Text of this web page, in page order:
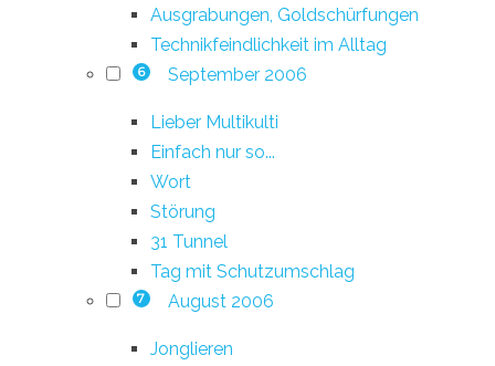
Ausgrabungen, Goldschürfungen
Technikfeindlichkeit im Alltag
6 September 2006
Lieber Multikulti
Einfach nur so...
Wort
Störung
31 Tunnel
Tag mit Schutzumschlag
7 August 2006
Jonglieren